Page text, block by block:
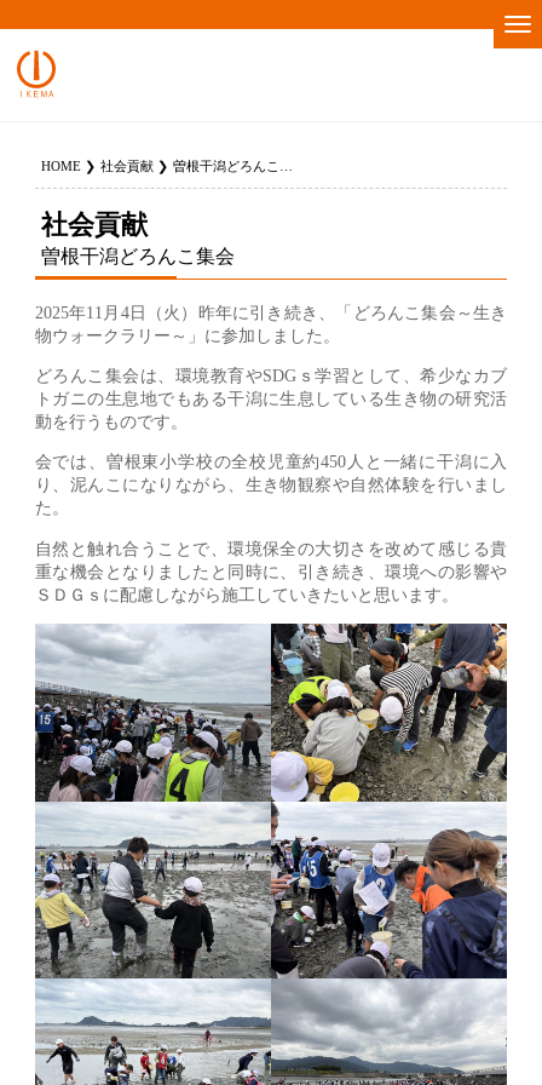
HOME 社会貢献
社会貢献
曽根干潟どろんこ集会
2025年11月4日（火）昨年に引き続き、「どろんこ集会～生き
物ウォークラリー～」に参加しました。
どろんこ集会は、環境教育やSDGｓ学習として、希少なカブ
トガニの生息地でもある干潟に生息している生き物の研究活
動を行うものです。
会では、曽根東小学校の全校児童約450人と一緒に干潟に入
り、泥んこになりながら、生き物観察や自然体験を行いまし
た。
自然と触れ合うことで、環境保全の大切さを改めて感じる貴
重な機会となりましたと同時に、引き続き、環境への影響や
ＳＤＧｓに配慮しながら施工していきたいと思います。